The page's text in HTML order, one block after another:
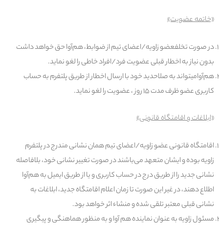
«خاتمه عضویت»
در صورت تخلفعضو زاویه/اعضای تیمازضوابط،هم‌آواحق خواهد داشت
بدون نیاز به اخطار قبلی عضویت فرد/افراد خاطی را لغو نماید.
هم‌آوامی­تواند به صلاحدید خود با ارسال اخطار از طریق پلتفرم به حساب
کاربری عضو ظرف مدت ۱۵ روز ،
عضویترا لغو نماید.
«ابلاغات و اقامتگاه قانونی»
اقامتگاه قانونی عضو زاویه/اعضای تیم همان نشانی مندرج در پلتفرم
زاویه بوده و ایشان متعهد می‌باشند در صورت تغییر نشانی خود، بلافاصله
نشانی جدید را از طریق درج در حساب کاربری و یا از طریق ایمیل به هم‌آوا
اطلاع دهند، در غیر این صورت تا زمان اعلام اقامتگاه جدید، ابلاغات به
نشانی قبلی معتبر تلقی شده و منشاء اثر خواهد بود.
مسئول زاویه به عنوان نماینده هم آوا و به منظور هماهنگی و پیگیری